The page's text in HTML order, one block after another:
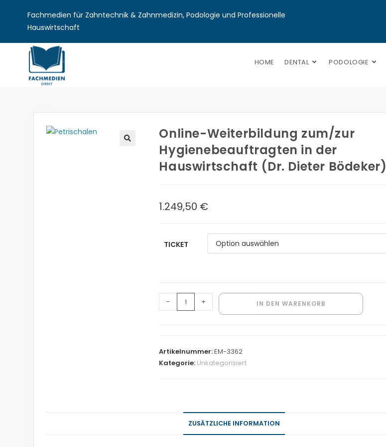
Fachmedien für Zahntechnik & Zahnmedizin, Podologie und Professionelle
Hauswirtschaft
HOME DENTAL PODOLOGIE
Online-Weiterbildung zum/zur
Hygienebeauftragten in der
Hauswirtschaft (Dr. Dieter Bödeker)
1.249,50 €
TICKET
- + IN DEN WARENKORB
Artikelnummer:EM-3362
Kategorie: Unkategorisiert
ZUSÄTZLICHE INFORMATION